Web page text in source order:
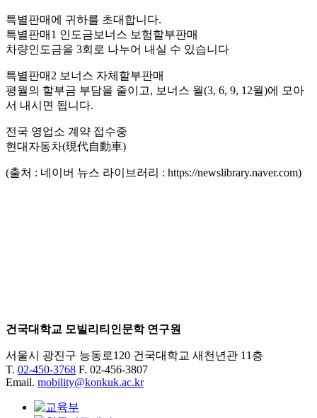
특별판매에 귀하를 초대합니다.
특별판매1 인도금보너스 보험할부판매
차량인도금을 3회로 나누어 내실 수 있습니다
특별판매2 보너스 자체할부판매
평월의 할부금 부담을 줄이고, 보너스 월(3, 6, 9, 12월)에 모아
서 내시면 됩니다.
전국 영업소 계약 접수중
현대자동차(現代自動車)
(출처 : 네이버 뉴스 라이브러리 : https://newslibrary.naver.com)
건국대학교 모빌리티인문학 연구원
서울시 광진구 능동로120 건국대학교 새천년관 11층
T. 02-450-3768 F. 02-456-3807
Email. mobility@konkuk.ac.kr